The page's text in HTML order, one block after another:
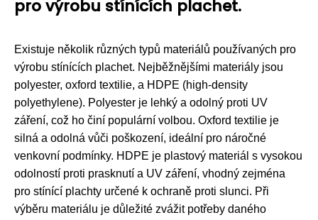
pro výrobu stínících plachet.
Existuje několik různých typů materiálů používaných pro
výrobu stínících plachet. Nejběžnějšími materiály jsou
polyester, oxford textilie, a HDPE (high-density
polyethylene). Polyester je lehký a odolný proti UV
záření, což ho činí populární volbou. Oxford textilie je
silná a odolná vůči poškození, ideální pro náročné
venkovní podmínky. HDPE je plastový materiál s vysokou
odolností proti prasknutí a UV záření, vhodný zejména
pro stínící plachty určené k ochraně proti slunci. Při
výběru materiálu je důležité zvážit potřeby daného